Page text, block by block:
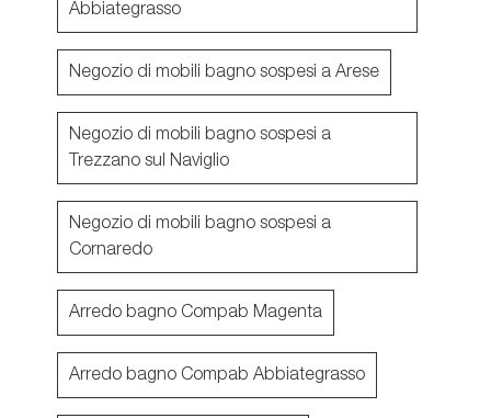
Abbiategrasso
Negozio di mobili bagno sospesi a Arese
Negozio di mobili bagno sospesi a
Trezzano sul Naviglio
Negozio di mobili bagno sospesi a
Cornaredo
Arredo bagno Compab Magenta
Arredo bagno Compab Abbiategrasso